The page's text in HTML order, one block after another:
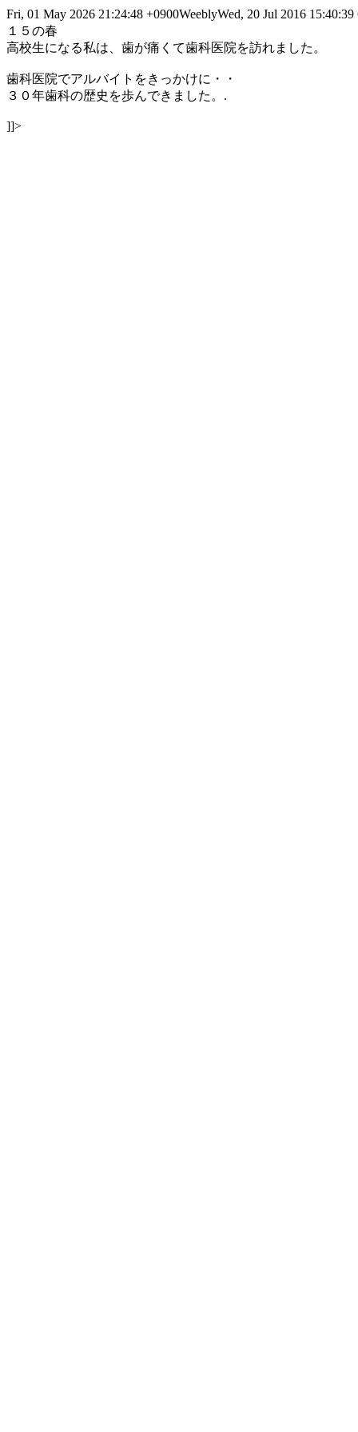
Fri, 01 May 2026 21:24:48 +0900WeeblyWed, 20 Jul 2016
１５の春
高校生になる私は、歯が痛くて歯科医院を訪れました。
歯科医院でアルバイトをきっかけに・・
３０年歯科の歴史を歩んできました。.
]]>